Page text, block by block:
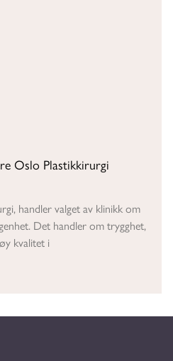
Oslo Plastikkirurgi
handler valget av klinikk om
Det handler om trygghet,
kvalitet i